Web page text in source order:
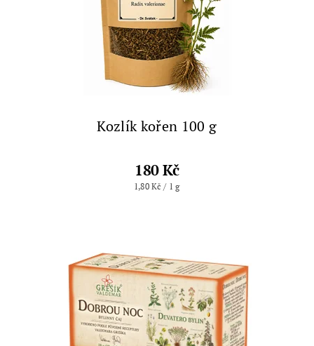
Kozlík kořen 100 g
180 Kč
1,80 Kč / 1 g